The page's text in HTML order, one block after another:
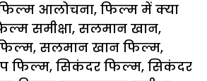
आलोचना, फिल्म में क्या
समीक्षा, सलमान खान,
, सलमान खान फिल्म,
फिल्म, सिकंदर फिल्म, सिकंदर